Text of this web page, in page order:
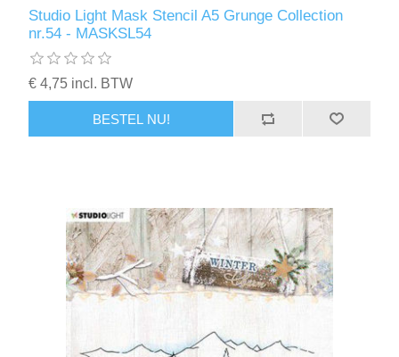
Studio Light Mask Stencil A5 Grunge Collection
nr.54 - MASKSL54
€ 4,75 incl. BTW
BESTEL NU!